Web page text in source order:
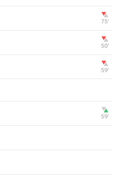
75‎’‎
50‎’‎
59‎’‎
59‎’‎